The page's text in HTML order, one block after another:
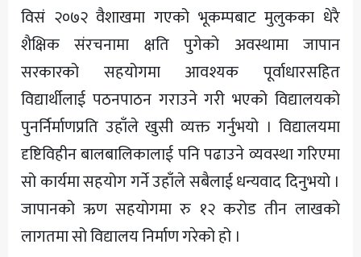
विसं २०७२ वैशाखमा गएको भूकम्पबाट मुलुकका धेरै
शैक्षिक संरचनामा क्षति पुगेको अवस्थामा जापान
सरकारको सहयोगमा आवश्यक पूर्वाधारसहित
विद्यार्थीलाई पठनपाठन गराउने गरी भएको विद्यालयको
पुनर्निर्माणप्रति उहाँले खुसी व्यक्त गर्नुभयो । विद्यालयमा
दृष्टिविहीन बालबालिकालाई पनि पढाउने व्यवस्था गरिएमा
सो कार्यमा सहयोग गर्ने उहाँले सबैलाई धन्यवाद दिनुभयो ।
जापानको ऋण सहयोगमा रु १२ करोड तीन लाखको
लागतमा सो विद्यालय निर्माण गरेको हो ।